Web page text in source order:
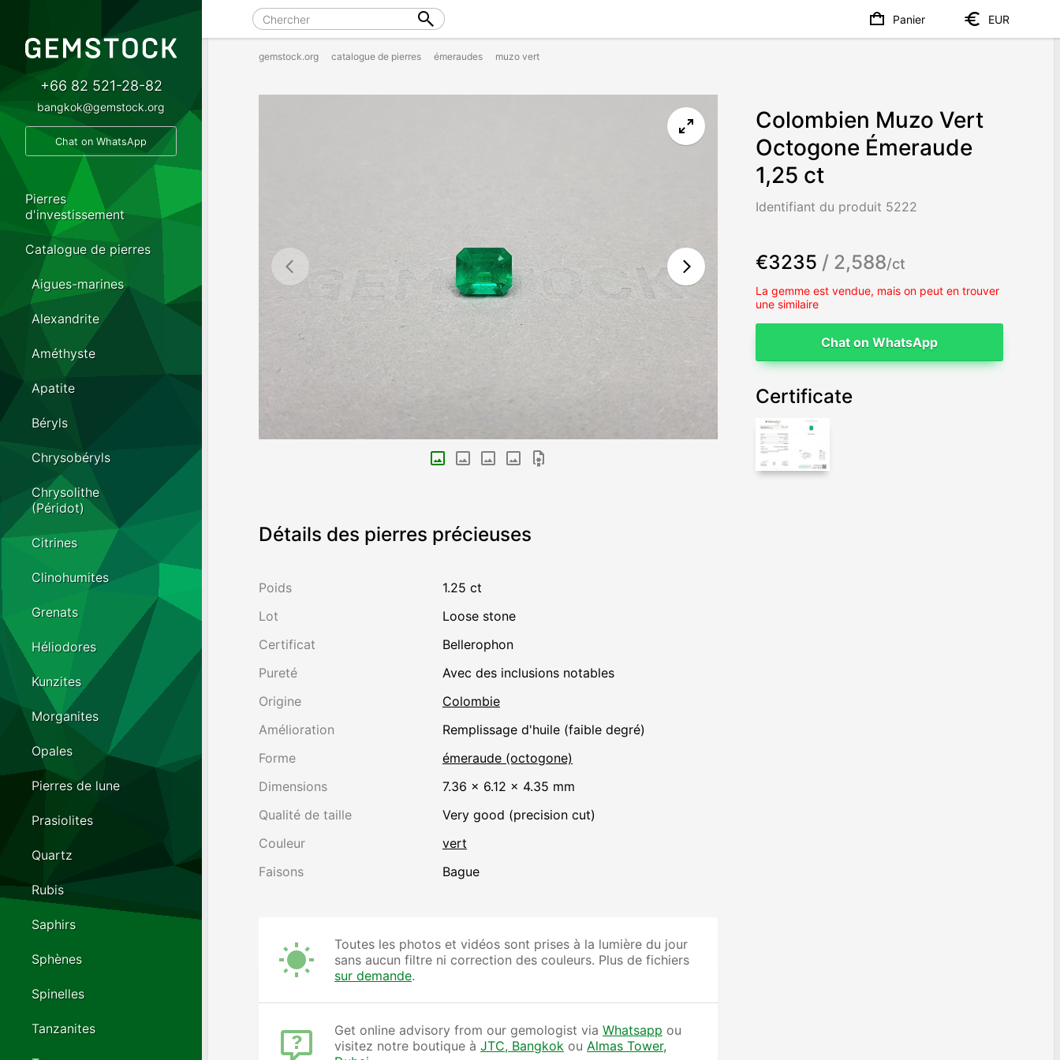
gemstock.org catalogue de pierres émeraudes muzo vert
Colombien Muzo Vert
Octogone Émeraude
1,25 ct
Identifiant du produit 5222
€3235 / 2,588/ct
La gemme est vendue, mais on peut en trouver
une similaire
Chat on WhatsApp
Certificate
Détails des pierres précieuses
Poids
1.25 ct
Lot
Loose stone
Certificat
Bellerophon
Pureté
avec des inclusions notables
Origine
Colombie
Amélioration
remplissage d'huile (faible degré)
Forme
émeraude (octogone)
Dimensions
7.36 × 6.12 × 4.35 mm
Qualité de taille
Very good (precision cut)
Couleur
vert
Faisons
Bague
Toutes les photos et vidéos sont prises à la lumière du jour
sans aucun filtre ni correction des couleurs. Plus de fichiers
sur demande.
Get online advisory from our gemologist via Whatsapp ou
visitez notre boutique à JTC, Bangkok ou Almas Tower,
+66 82 521-28-82
bangkok@gemstock.org
Chat on WhatsApp
Pierres
d'investissement
Catalogue de pierres
Aigues-marines
Alexandrite
Améthyste
Apatite
Béryls
Chrysobéryls
Chrysolithe
(Péridot)
Citrines
Clinohumites
Grenats
Héliodores
Kunzites
Morganites
Opales
Pierres de lune
Prasiolites
Quartz
Rubis
Saphirs
Sphènes
Spinelles
Tanzanites
Panier EUR